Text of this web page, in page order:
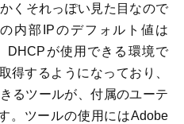
くそれっぽい見た目なので
内部IPのデフォルト値は
DHCPが使用できる環境で
得するようになっており、
るツールが、付属のユーテ
。ツールの使用にはAdobe